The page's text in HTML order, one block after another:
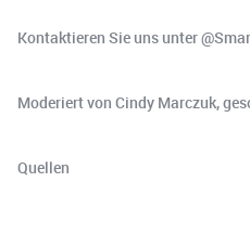
Kontaktieren Sie uns unter
Moderiert von Cindy Marczuk,
Quellen